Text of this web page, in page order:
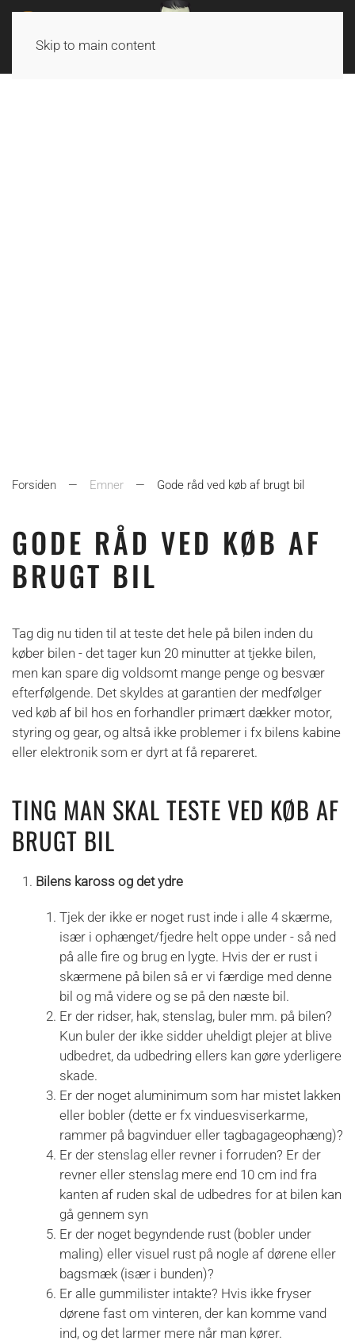
Skip to main content
Forsiden Emner Gode råd ved køb af brugt bil
GODE RÅD VED KØB AF
BRUGT BIL
Tag dig nu tiden til at teste det hele på bilen inden du
køber bilen - det tager kun 20 minutter at tjekke bilen,
men kan spare dig voldsomt mange penge og besvær
efterfølgende. Det skyldes at garantien der medfølger
ved køb af bil hos en forhandler primært dækker motor,
styring og gear, og altså ikke problemer i fx bilens kabine
eller elektronik som er dyrt at få repareret.
TING MAN SKAL TESTE VED KØB AF
BRUGT BIL
Bilens kaross og det ydre
Tjek der ikke er noget rust inde i alle 4 skærme,
især i ophænget/fjedre helt oppe under - så ned
på alle fire og brug en lygte. Hvis der er rust i
skærmene på bilen så er vi færdige med denne
bil og må videre og se på den næste bil.
Er der ridser, hak, stenslag, buler mm. på bilen?
Kun buler der ikke sidder uheldigt plejer at blive
udbedret, da udbedring ellers kan gøre yderligere
skade.
Er der noget aluminimum som har mistet lakken
eller bobler (dette er fx vinduesviserkarme,
rammer på bagvinduer eller tagbagageophæng)?
Er der stenslag eller revner i forruden? Er der
revner eller stenslag mere end 10 cm ind fra
kanten af ruden skal de udbedres for at bilen kan
gå gennem syn
Er der noget begyndende rust (bobler under
maling) eller visuel rust på nogle af dørene eller
bagsmæk (især i bunden)?
Er alle gummilister intakte? Hvis ikke fryser
dørene fast om vinteren, der kan komme vand
ind, og det larmer mere når man kører.